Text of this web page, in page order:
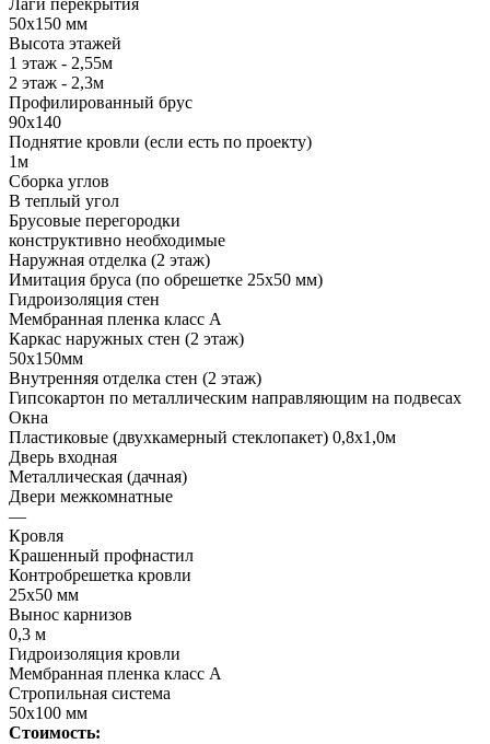
Лаги перекрытия
50х150 мм
Высота этажей
1 этаж - 2,55м
2 этаж - 2,3м
Профилированный брус
90х140
Поднятие кровли (если есть по проекту)
1м
Сборка углов
В теплый угол
Брусовые перегородки
конструктивно необходимые
Наружная отделка (2 этаж)
Имитация бруса (по обрешетке 25х50 мм)
Гидроизоляция стен
Мембранная пленка класс А
Каркас наружных стен (2 этаж)
50х150мм
Внутренняя отделка стен (2 этаж)
Гипсокартон по металлическим направляющим на подвесах
Окна
Пластиковые (двухкамерный стеклопакет) 0,8х1,0м
Дверь входная
Металлическая (дачная)
Двери межкомнатные
—
Кровля
Крашенный профнастил
Контробрешетка кровли
25х50 мм
Вынос карнизов
0,3 м
Гидроизоляция кровли
Мембранная пленка класс А
Стропильная система
50х100 мм
Стоимость: